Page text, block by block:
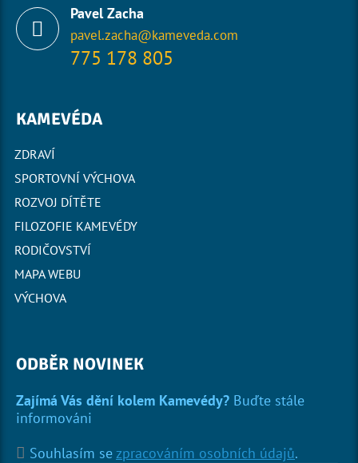
Pavel Zacha
pavel.zacha@kameveda.com
775 178 805
KAMEVÉDA
ZDRAVÍ
SPORTOVNÍ VÝCHOVA
ROZVOJ DÍTĚTE
FILOZOFIE KAMEVÉDY
RODIČOVSTVÍ
MAPA WEBU
VÝCHOVA
ODBĚR NOVINEK
Zajímá Vás dění kolem Kamevédy? Buďte stále
informováni
Souhlasím sezpracováním osobních údajů.